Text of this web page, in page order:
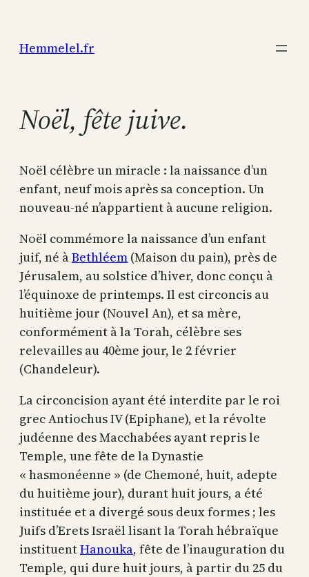
contenu
Hemmelel.fr
Noël, fête juive.
Noël célèbre un miracle : la naissance d’un
enfant, neuf mois après sa conception. Un
nouveau-né n’appartient à aucune religion.
Noël commémore la naissance d’un enfant
juif, né àBethléem (Maison du pain), près de
Jérusalem, au solstice d’hiver, donc conçu à
l’équinoxe de printemps. Il est circoncis au
huitième jour (Nouvel An), et sa mère,
conformément à la Torah, célèbre ses
relevailles au 40ème jour, le 2 février
(Chandeleur).
La circoncision ayant été interdite par le roi
grec Antiochus IV (Epiphane), et la révolte
judéenne des Macchabées ayant repris le
Temple, une fête de la Dynastie
« hasmonéenne » (de Chemoné, huit, adepte
du huitième jour), durant huit jours, a été
instituée et a divergé sous deux formes ; les
Juifs d’Erets Israël lisant la Torah hébraïque
instituentHanouka, fête de l’inauguration du
Temple, qui dure huit jours, à partir du 25 du